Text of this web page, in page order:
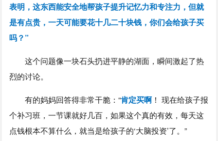
表明，这东西能安全地帮孩子提升记忆力和专注力，但就
是有点贵，一天可能要花十几二十块钱，你们会给孩子买
吗？”
这个问题像一块石头扔进平静的湖面，瞬间激起了热
烈的讨论。
有的妈妈回答得非常干脆：“肯定买啊！ 现在给孩子报
个补习班，一节课就好几百，如果这个真的有效，每天这
点钱根本不算什么，就当是给孩子的‘大脑投资’了。”